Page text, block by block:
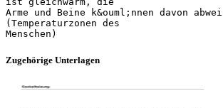
Arme und Beine k&ouml;nnen davon
(Temperaturzonen des
Zugehörige Unterlagen